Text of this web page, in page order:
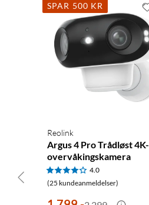
SPAR 500 KR
Reolink
Argus 4 Pro Trådløst 4K-
overvåkingskamera
4.0
(25 kundeanmeldelser)